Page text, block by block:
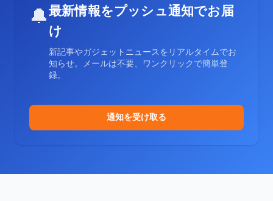
🔔最新情報をプッシュ通知でお届
け
新記事やガジェットニュースをリアルタイムでお
知らせ。メールは不要、ワンクリックで簡単登
録。
通知を受け取る